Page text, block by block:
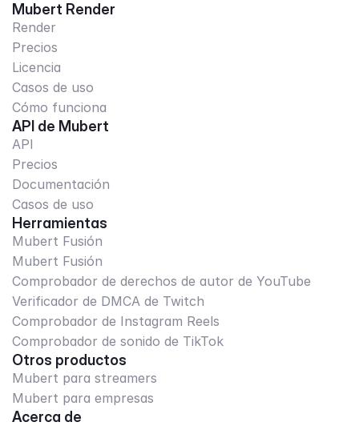
Mubert Render
Render
Precios
Licencia
Casos de uso
Cómo funciona
API de Mubert
API
Precios
Documentación
Casos de uso
Herramientas
Mubert Fusión
Mubert Fusión
Comprobador de derechos de autor de YouTube
Verificador de DMCA de Twitch
Comprobador de Instagram Reels
Comprobador de sonido de TikTok
Otros productos
Mubert para streamers
Mubert para empresas
Acerca de